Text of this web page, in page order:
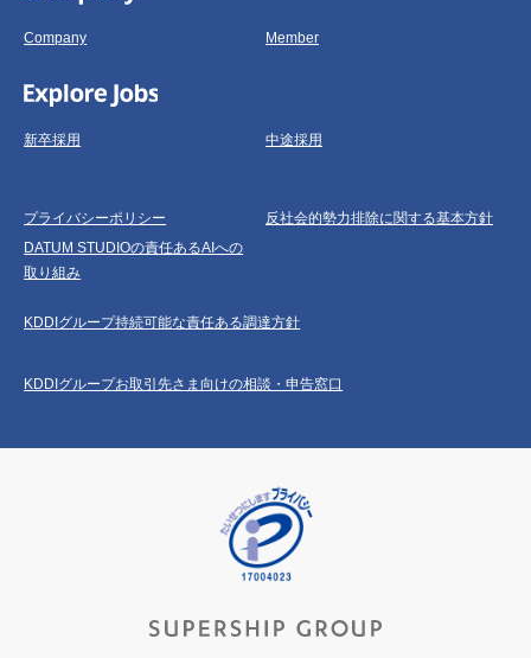
Company Member
新卒採用 中途採用
プライバシーポリシー
反社会的勢力排除に関する基本方針
DATUM STUDIOの責任あるAIへの
取り組み
KDDIグループ持続可能な責任ある調達方針
KDDIグループお取引先さま向けの相談・申告窓口